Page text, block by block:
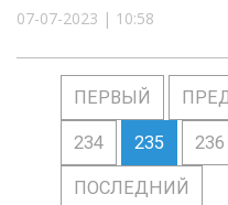
07-07-2023 | 10:58
ПЕРВЫЙ
234 235 236
ПОСЛЕДНИЙ